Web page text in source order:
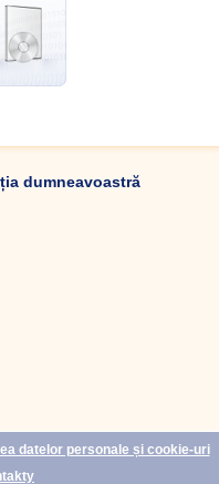
dumneavoastră
datelor personale și cookie-uri